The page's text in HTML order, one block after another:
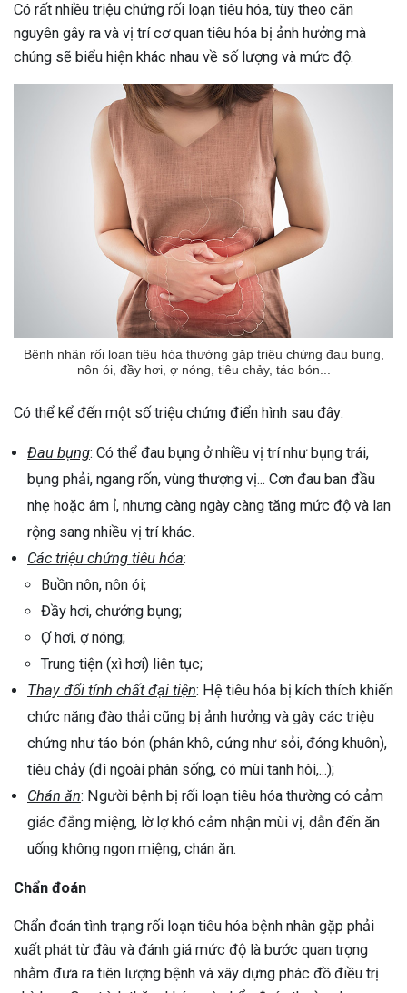
Có rất nhiều triệu chứng rối loạn tiêu hóa, tùy theo căn
nguyên gây ra và vị trí cơ quan tiêu hóa bị ảnh hưởng mà
chúng sẽ biểu hiện khác nhau về số lượng và mức độ.
Bệnh nhân rối loạn tiêu hóa thường gặp triệu chứng đau bụng,
nôn ói, đầy hơi, ợ nóng, tiêu chảy, táo bón...
Có thể kể đến một số triệu chứng điển hình sau đây:
Đau bụng: Có thể đau bụng ở nhiều vị trí như bụng trái,
bụng phải, ngang rốn, vùng thượng vị... Cơn đau ban đầu
nhẹ hoặc âm ỉ, nhưng càng ngày càng tăng mức độ và lan
rộng sang nhiều vị trí khác.
Các triệu chứng tiêu hóa:
Buồn nôn, nôn ói;
Đầy hơi, chướng bụng;
Ợ hơi, ợ nóng;
Trung tiện (xì hơi) liên tục;
Thay đổi tính chất đại tiện: Hệ tiêu hóa bị kích thích khiến
chức năng đào thải cũng bị ảnh hưởng và gây các triệu
chứng như táo bón (phân khô, cứng như sỏi, đóng khuôn),
tiêu chảy (đi ngoài phân sống, có mùi tanh hôi,...);
Chán ăn: Người bệnh bị rối loạn tiêu hóa thường có cảm
giác đắng miệng, lờ lợ khó cảm nhận mùi vị, dẫn đến ăn
uống không ngon miệng, chán ăn.
Chẩn đoán
Chẩn đoán tình trạng rối loạn tiêu hóa bệnh nhân gặp phải
xuất phát từ đâu và đánh giá mức độ là bước quan trọng
nhằm đưa ra tiên lượng bệnh và xây dựng phác đồ điều trị